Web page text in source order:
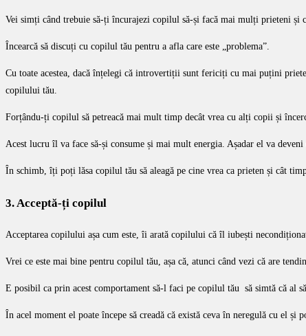
Vei simți când trebuie să-ți încurajezi copilul să-și facă mai mulți prieteni
Încearcă să discuți cu copilul tău pentru a afla care este „problema”.
Cu toate acestea, dacă înțelegi că introvertiții sunt fericiți cu mai puțini
copilului tău.
Forțându-ți copilul să petreacă mai mult timp decât vrea cu alți copii și
Acest lucru îl va face să-și consume și mai mult energia. Așadar el va
În schimb, îți poți lăsa copilul tău să aleagă pe cine vrea ca prieten și cât
3. Acceptă-ți copilul
Acceptarea copilului așa cum este, îi arată copilului că îl iubești
Vrei ce este mai bine pentru copilul tău, așa că, atunci când vezi că are
E posibil ca prin acest comportament să-l faci pe copilul tău să simtă că al
În acel moment el poate începe să creadă că există ceva în neregulă cu el și